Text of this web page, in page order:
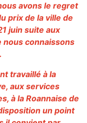
avons le regret
prix de la ville de
juin suite aux
connaissons
travaillé à la
aux services
à la Roannaise de
un point